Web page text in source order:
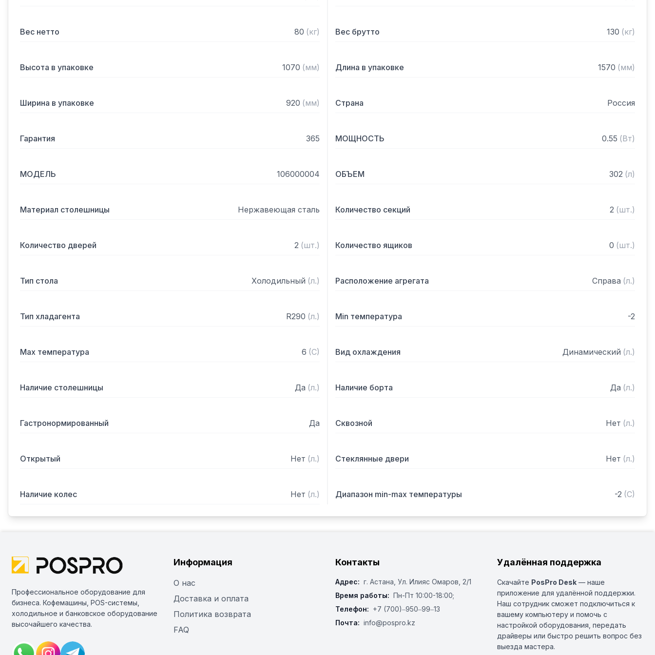
Вес нетто 80 (кг) Вес брутто 130 (кг)
Высота в упаковке 1070 (мм) Длина в упаковке 1570 (мм)
Ширина в упаковке 920 (мм) Страна Россия
Гарантия 365 МОЩНОСТЬ 0.55 (Вт)
МОДЕЛЬ 106000004 ОБЪЕМ 302 (л)
Материал столешницы Нержавеющая сталь Количество секций 2 (шт.)
Количество дверей 2 (шт.) Количество ящиков 0 (шт.)
Тип стола Холодильный (л.) Расположение агрегата Справа (л.)
Тип хладагента R290 (л.) Min температура -2
Max температура 6 (C) Вид охлаждения Динамический (л.)
Наличие столешницы Да (л.) Наличие борта Да (л.)
Гастронормированный Да Сквозной Нет (л.)
Открытый Нет (л.) Стеклянные двери Нет (л.)
Наличие колес Нет (л.) Диапазон min-max температуры -2 (C)
Профессиональное оборудование для
бизнеса. Кофемашины, POS-системы,
холодильное и банковское оборудование
высочайшего качества.
Информация
О нас
Доставка и оплата
Политика возврата
FAQ
Контакты
Адрес: г. Астана, ​Ул. Илияс Омаров, 2/1
Время работы: Пн-Пт 10:00-18:00;
Телефон: +7 (700)‒950‒99‒13
Почта: info@pospro.kz
Удалённая поддержка
Скачайте PosPro Desk — наше
приложение для удалённой поддержки.
Наш сотрудник сможет подключиться к
вашему компьютеру и помочь с
настройкой оборудования, передать
драйверы или быстро решить вопрос без
выезда мастера.